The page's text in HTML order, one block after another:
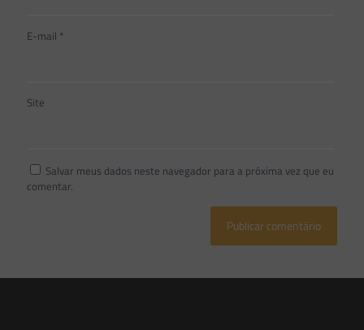
E-mail *
Site
Salvar meus dados neste navegador para a próxima vez que eu
comentar.